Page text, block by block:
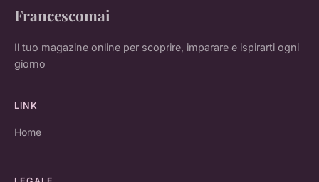
Francescomai
Il tuo magazine online per scoprire, imparare e ispirarti ogni
giorno
LINK
Home